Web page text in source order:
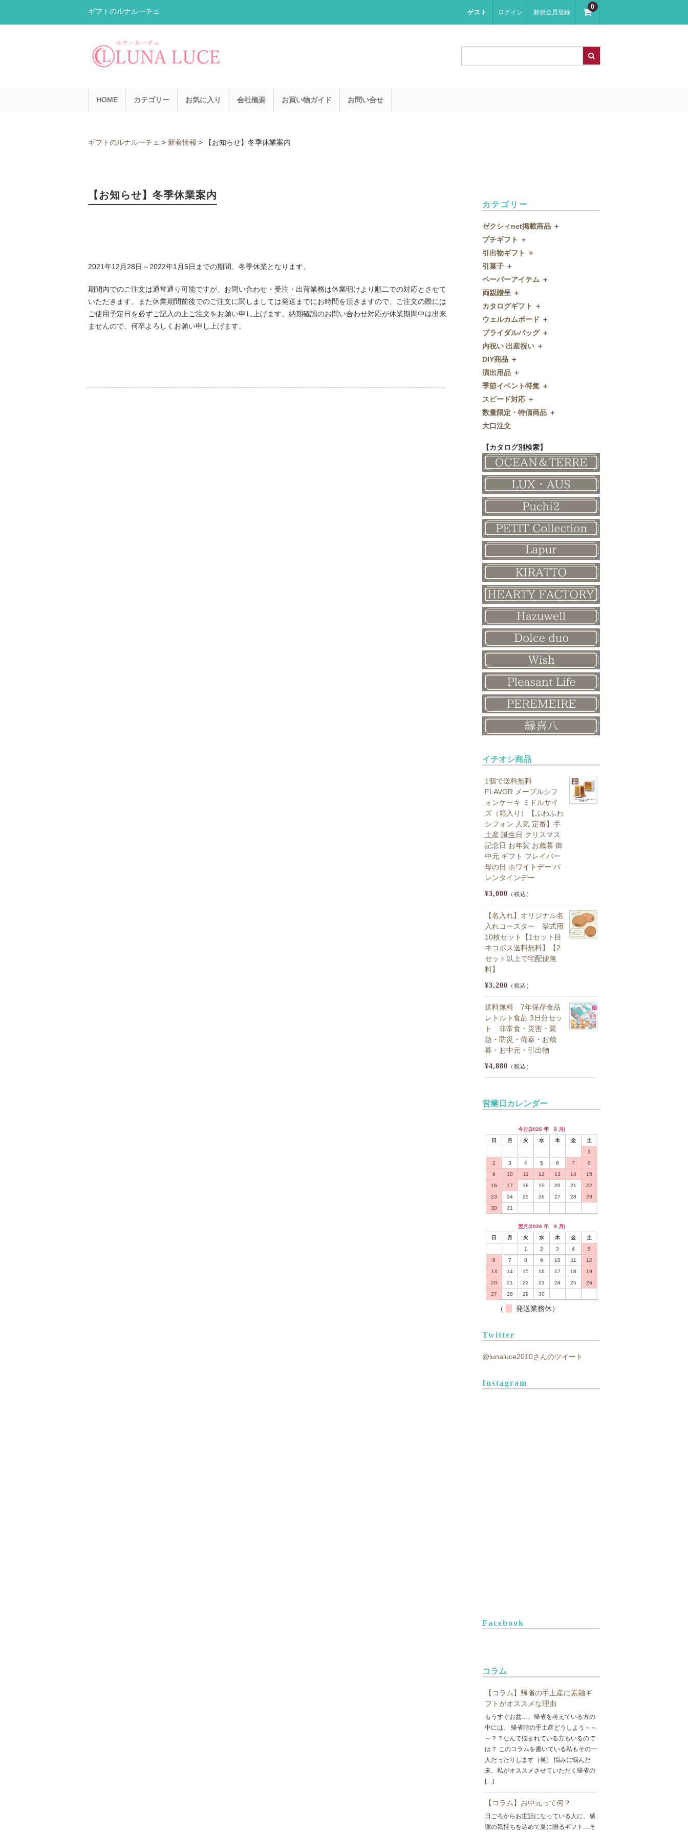
ギフトのルナルーチェ ゲスト ログイン 新規会員登録
0
HOME カテゴリー お気に入り 会社概要 お買い物ガイド お問い合せ
ギフトのルナルーチェ > 新着情報 > 【お知らせ】冬季休業案内
【お知らせ】冬季休業案内
2021年12月28日～2022年1月5日までの期間、冬季休業となります。
期間内でのご注文は通常通り可能ですが、お問い合わせ・受注・出荷業務は休業明けより順二での対応とさせて
いただきます。また休業期間前後でのご注文に関しましては発送までにお時間を頂きますので、ご注文の際には
ご使用予定日を必ずご記入の上ご注文をお願い申し上げます。納期確認のお問い合わせ対応が休業期間中は出来
ませんので、何卒よろしくお願い申し上げます。
カテゴリー
ゼクシィnet掲載商品 ＋
ゼクシィnet掲載商品
プチギフト ＋
プチギフト
ウェルカムプチギフト
アメニティ
キャンディー・金平糖
クッキー
スプーン
チョコレート
ディズニー
ドラジェ
プチタオル
席札立て
耳かき＆ぺん
紅茶＆コーヒー
和風プチギフト
その他
引出物ギフト ＋
引出物ギフト
グラス
タオル・石鹸・名披露目
ディズニーギフト
今治タオル
引出物セット
和食器
名入れ贈呈品
特選ギフト
珈琲・紅茶
鰹節・フード
引菓子 ＋
引菓子
バウムクーヘン
洋菓子
和菓子
ペーパーアイテム ＋
ペーパーアイテム
招待状
席次表
席札
付箋・メッセージカード
印刷代行
ディズニーシリーズ
両親贈呈 ＋
両親贈呈
ディズニーウェイトドール
ウェイトベア
子育て卒業証書
クロックギフト
カタログギフト ＋
カタログギフト
couronne
erabocca
ウェルカムボード ＋
ウェルカムボード
カラーステンドグラス調
ガラス
フラワータイプ
ペンダントクロック
ミラー
メッセージパズル
似顔絵
和風ボード
ブライダルバッグ ＋
ブライダルバッグ
内祝い 出産祝い ＋
内祝い 出産祝い
DIY商品 ＋
DIY商品
演出用品 ＋
演出用品
リングピロー
ブーケプルズ
結婚証明書
その他
季節イベント特集 ＋
季節イベント特集
サクラ
クローバー
クリスマス
バレンタイン
ホワイトデー
スピード対応 ＋
スピード対応
即日お急ぎ発送
数量限定・特価商品 ＋
数量限定・特価商品
大口注文
【カタログ別検索】
イチオシ商品
1個で送料無料
FLAVOR メープルシフ
ォンケーキ ミドルサイ
ズ（箱入り）【ふわふわ
シフォン 人気 定番】手
土産 誕生日 クリスマス
記念日 お年賀 お歳暮 御
中元 ギフト フレイバー
母の日 ホワイトデー バ
レンタインデー
¥3,000 （税込）
【名入れ】オリジナル名
入れコースター 挙式用
10枚セット【1セット目
ネコポス送料無料】【2
セット以上で宅配便無
料】
¥3,200 （税込）
送料無料 7年保存食品
レトルト食品 3日分セッ
ト 非常食・災害・緊
急・防災・備蓄・お歳
暮・お中元・引出物
¥4,880 （税込）
営業日カレンダー
今月(2026 年 8 月)
日
月 火 水 木 金
土
1
2
3 4 5 6 7
8
9
10 11 12 13 14
15
16
17 18 19 20 21
22
23
24 25 26 27 28
29
30
31
翌月(2026 年 9 月)
日
月 火 水 木 金
土
1
2 3 4
5
6
7 8 9 10 11
12
13
14 15 16 17 18
19
20
21 22 23 24 25
26
27
28 29 30
（ 発送業務休）
Twitter
@lunaluce2010さんのツイート
Instagram
Facebook
コラム
【コラム】帰省の手土産に素麺ギ
フトがオススメな理由
もうすぐお盆…、帰省を考えている方の
中には、 帰省時の手土産どうしよう～～
～？？なんて悩まれている方もいるので
は？ このコラムを書いている私もその一
人だったりします（笑） 悩みに悩んだ
末、私がオススメさせていただく帰省の
[…]
【コラム】お中元って何？
日ごろからお世話になっている人に、感
謝の気持ちを込めて夏に贈るギフト…そ